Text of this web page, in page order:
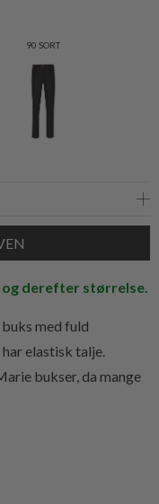
90 SORT
derefter størrelse.
med fuld
elastisk talje.
bukser, da mange